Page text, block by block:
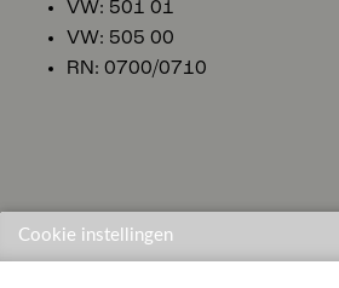
VW: 501 01
VW: 505 00
RN: 0700/0710
Verpakking
Cookie instellingen